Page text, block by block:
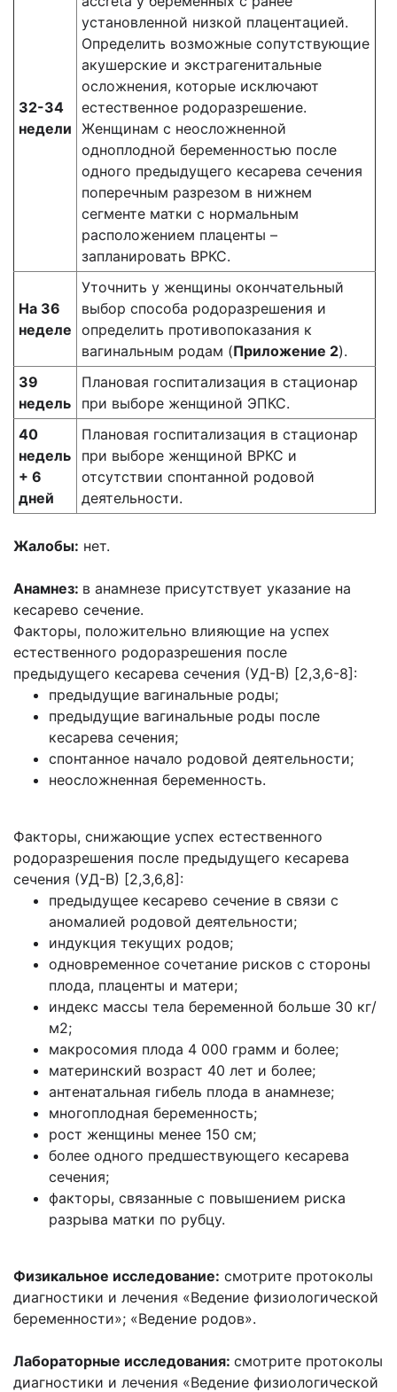
32-34
недели
установленной ​​низкой плацентацией.
Определить возможные сопутствующие
акушерские и экстрагенитальные
осложнения, которые исключают
естественное родоразрешение.
Женщинам с неосложненной
одноплодной беременностью после
одного предыдущего кесарева сечения
поперечным разрезом в нижнем
сегменте матки с нормальным
расположением плаценты –
запланировать ВРКС.
На 36
неделе
Уточнить у женщины окончательный
выбор способа родоразрешения и
определить противопоказания к
вагинальным родам (Приложение 2).
39
недель
Плановая госпитализация в стационар
при выборе женщиной ЭПКС.
40
недель
+ 6
дней
Плановая госпитализация в стационар
при выборе женщиной ВРКС и
отсутствии спонтанной родовой
деятельности.
Жалобы: нет.
Анамнез: в анамнезе присутствует указание на
кесарево сечение.
Факторы, положительно влияющие на успех
естественного родоразрешения после
предыдущего кесарева сечения (УД-В) [2,3,6-8]:
предыдущие вагинальные роды;
предыдущие вагинальные роды после
кесарева сечения;
спонтанное начало родовой деятельности;
неосложненная беременность.
Факторы, снижающие успех естественного
родоразрешения после предыдущего кесарева
сечения (УД-В) [2,3,6,8]:
предыдущее кесарево сечение в связи с
аномалией родовой деятельности;
индукция текущих родов;
одновременное сочетание рисков с стороны
плода, плаценты и матери;
индекс массы тела беременной больше 30 кг/
м2;
макросомия плода 4 000 грамм и более;
материнский возраст 40 лет и более;
антенатальная гибель плода в анамнезе;
многоплодная беременность;
рост женщины менее 150 см;
более одного предшествующего кесарева
сечения;
факторы, связанные с повышением риска
разрыва матки по рубцу.
Физикальное исследование: смотрите протоколы
диагностики и лечения «Ведение физиологической
беременности»; «Ведение родов».
Лабораторные исследования: смотрите протоколы
диагностики и лечения «Ведение физиологической